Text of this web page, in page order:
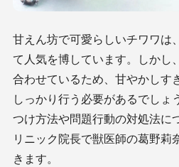
甘えん坊で可愛らしいチワワは
て人気を博しています。しかし
合わせているため、甘やかしす
しっかり行う必要があるでしょ
つけ方法や問題行動の対処法に
リニック院長で獣医師の葛野莉
きます。